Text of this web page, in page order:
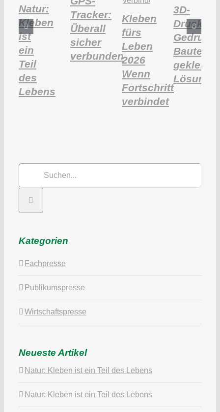
Natur:
Kleben
ist
ein
Teil
des
Lebens
Tracker:
Überall
sicher
verbunden
Kleben
fürs
Leben
2026
Wenn
Fortschritt
verbindet
3D-
Druck:
Bauteile,
geklebte
Kategorien
Fachpresse
Publikumspresse
Wirtschaftspresse
Neueste Artikel
Natur: Kleben ist ein Teil des Lebens
Natur: Kleben ist ein Teil des Lebens